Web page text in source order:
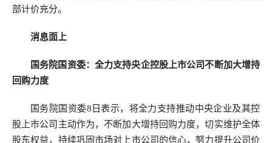
部计价充分。
消息面上
国务院国资委：全力支持央企控股上市公司不断加大增持
回购力度
国务院国资委8日表示，将全力支持推动中央企业及其控
股上市公司主动作为，不断加大增持回购力度，切实维护全体
股东权益，持续巩固市场对上市公司的信心，努力提升公司价